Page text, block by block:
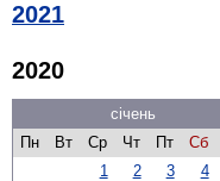
2021
2020
січень
Пн
Вт Ср Чт Пт Сб
1
2 3 4